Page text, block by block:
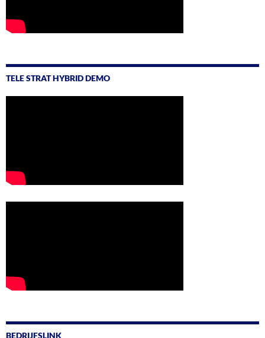
TELE STRAT HYBRID DEMO
BEDRIJFSLINK